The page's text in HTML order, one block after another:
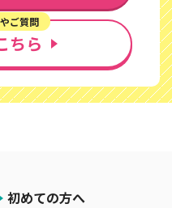
ちら
ご質問
初めての方へ